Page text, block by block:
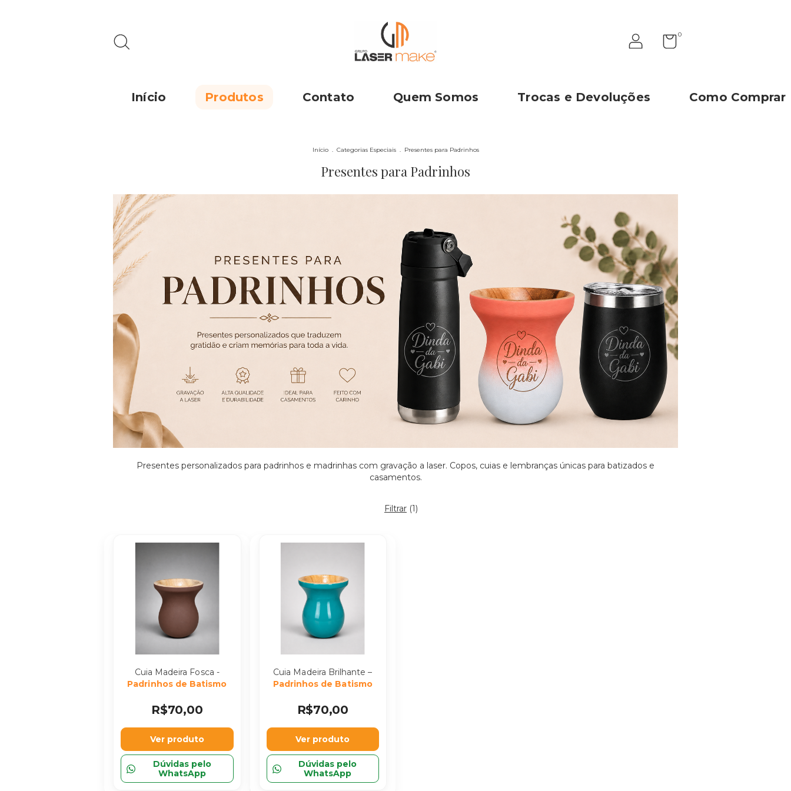
0
Início Produtos Contato Quem Somos Trocas e Devoluções Como Comprar
Início . Categorias Especiais . Presentes para Padrinhos
Presentes para Padrinhos
Presentes personalizados para padrinhos e madrinhas com gravação a laser. Copos, cuias e lembranças únicas para batizados e
casamentos.
Filtrar (1)
Cuia Madeira Fosca -
Padrinhos de Batismo
R$70,00
Ver produto
Dúvidas pelo
WhatsApp
Cuia Madeira Brilhante –
Padrinhos de Batismo
R$70,00
Ver produto
Dúvidas pelo
WhatsApp